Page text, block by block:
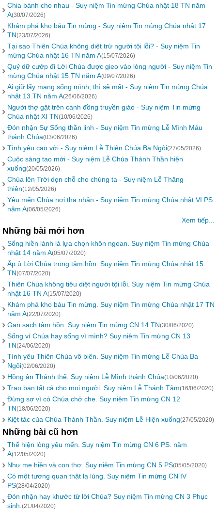
Chia bánh cho nhau - Suy niệm Tin mừng Chúa nhật 18 TN năm
A(30/07/2026)
Khám phá kho báu Tin mừng - Suy niệm Tin mừng Chúa nhật 17
TN(23/07/2026)
Tại sao Thiên Chúa không diệt trừ người tội lỗi? - Suy niệm Tin
mừng Chúa nhật 16 TN năm A(15/07/2026)
Quỷ dữ cướp đi Lời Chúa được gieo vào lòng người - Suy niệm Tin
mừng Chúa nhật 15 TN năm A(09/07/2026)
Ai giữ lấy mạng sống mình, thì sẽ mất - Suy niệm Tin mừng Chúa
nhật 13 TN năm A(26/06/2026)
Người thợ gặt trên cánh đồng truyền giáo - Suy niệm Tin mừng
Chúa nhật XI TN(10/06/2026)
Đón nhận Sự Sống thần linh - Suy niệm Tin mừng Lễ Mình Máu
thánh Chúa(03/06/2026)
Tình yêu cao vời - Suy niệm Lễ Thiên Chúa Ba Ngôi(27/05/2026)
Cuộc sáng tạo mới - Suy niệm Lễ Chúa Thánh Thần hiện
xuống(20/05/2026)
Chúa lên Trời dọn chỗ cho chúng ta - Suy niệm Lễ Thăng
thiên(12/05/2026)
Yêu mến Chúa nơi tha nhân - Suy niệm Tin mừng Chúa nhật VI PS
năm A(06/05/2026)
Xem tiếp...
Những bài mới hơn
Sống hiền lành là lựa chọn khôn ngoan. Suy niệm Tin mừng Chúa
nhật 14 năm A(05/07/2020)
Ấp ủ Lời Chúa trong tâm hồn. Suy niệm Tin mừng Chúa nhật 15
TN(07/07/2020)
Thiên Chúa không tiêu diệt người tội lỗi. Suy niệm Tin mừng Chúa
nhật 16 TN A(15/07/2020)
Khám phá kho báu Tin mừng. Suy niệm Tin mừng Chúa nhật 17 TN
năm A(22/07/2020)
Gạn sạch tâm hồn. Suy niệm Tin mừng CN 14 TN(30/06/2020)
Sống vì Chúa hay sống vì mình? Suy niệm Tin mừng CN 13
TN(24/06/2020)
Tình yêu Thiên Chúa vô biên. Suy niệm Tin mừng Lễ Chúa Ba
Ngôi(02/06/2020)
Hồng ân Thánh thể. Suy niệm Lễ Mình thánh Chúa(10/06/2020)
Trao ban tất cả cho mọi người. Suy niệm Lễ Thánh Tâm(16/06/2020)
Đừng sợ vì có Chúa chở che. Suy niệm Tin mừng CN 12
TN(18/06/2020)
Kiệt tác của Chúa Thánh Thần. Suy niệm Lễ Hiện xuống(27/05/2020)
Những bài cũ hơn
Thể hiện lòng yêu mến. Suy niệm Tin mừng CN 6 PS. năm
A(12/05/2020)
Như mẹ hiền và con thơ. Suy niệm Tin mừng CN 5 PS(05/05/2020)
Có một tương quan thật lạ lùng. Suy niệm Tin mừng CN IV
PS(28/04/2020)
Đón nhận hay khước từ lời Chúa? Suy niệm Tin mừng CN 3 Phục
sinh. (21/04/2020)